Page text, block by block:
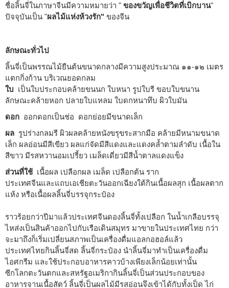
ชื่อลิ้นจี่ในภาษาจีนมีความหมายว่า " ของขวัญเพื่อชีวิตที่เบิกบาน"
ปัจจุบันเป็น "ผลไม้แห่งห้วงรัก" ของจีน
ลักษณะทั่วไป
ลิ้นจี่เป็นพรรณไม้ยืนต้นขนาดกลางมีความสูงประมาณ ๑๑-๑๒ เมตร
แตกกิ่งก้าน บริเวณยอดกลม
ใบ เป็นใบประกอบคล้ายขนนก ใบหนา รูปใบรี ขอบใบขนาน
ลักษณะคล้ายหอก ปลายใบแหลม ใบดกหนาทึบ ผิวใบมัน
ดอก ออกดอกเป็นช่อ ดอกย่อยมีขนาดเล็ก
ผล รูปร่างกลมรี ผิวผลคล้ายหนังขรุขระสากมือ คล้ายมีหนามขนาด
เล็ก ผลอ่อนมีสีเขียว ผลแก่จัดมีสีแดงและแดงคล้ำตามลำดับ เนื้อใน
สีขาว มีรสหวานอมเปรี้ยว เมล็ดเดี่ยวมีสีน้ำตาลแดงแข็ง
ส่วนที่ใช้ เนื้อผล เปลือกผล เมล็ด เปลือกต้น ราก
ประเทศจีนและแถบเอเชียตะวันออกเฉียงใต้กินเนื้อผลสุก เนื้อผลตาก
แห้ง หรือเนื้อผลลิ้นจี่บรรจุกระป๋อง
ราวร้อยกว่าปีมาแล้วประเทศจีนดองลิ้นจี่ทั้งเปลือก ในน้ำเกลือบรรจุ
ไหส่งเป็นสินค้าออกไปกับเรือเดินสมุทร มาขายในประเทศไทย กว่า
จะมาถึงก็เริ่มเปลี่ยนสภาพเป็นเครื่องดื่มแอลกอฮอล์แล้ว
ประเทศไทยกินลิ้นจี่สด ลิ้นจี่กระป๋อง นำลิ้นจี่มาทำเป็นเครื่องดื่ม
ไอศกรีม และใช้ประกอบอาหารคาวบ้างเพียงเล็กน้อยเท่านั้น
ซีกโลกตะวันตกและสหรัฐอเมริกากินลิ้นจี่เป็นส่วนประกอบของ
อาหารจานเนื้อสัตว์ ลิ้นจี่เป็นผลไม้มีรสอ่อนจึงเข้าได้กับทั้งเป็ด ไก่